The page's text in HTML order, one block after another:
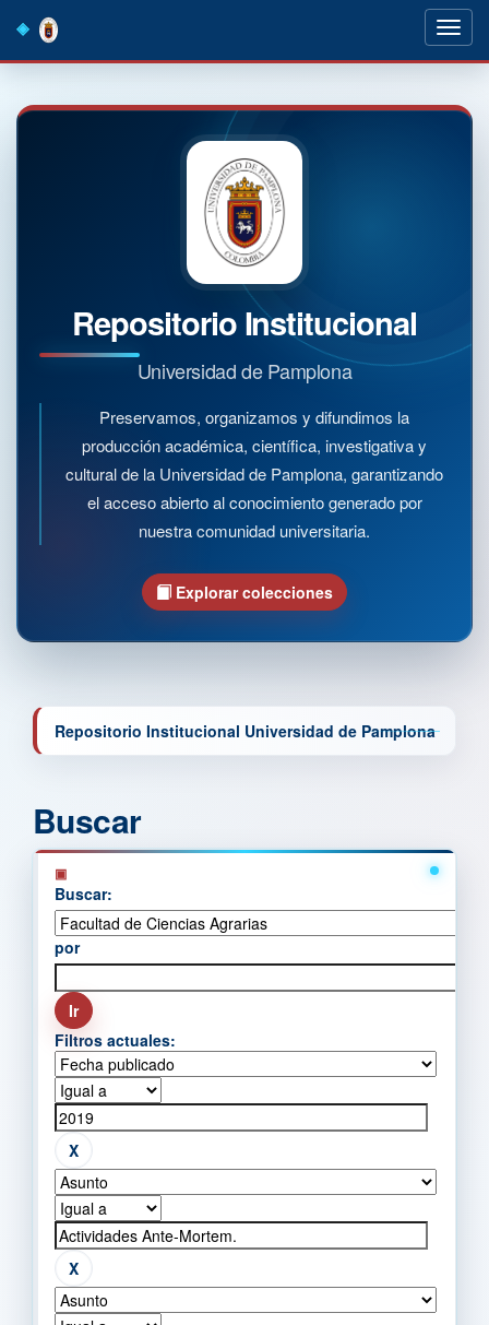
navigation
Repositorio Institucional
Universidad de Pamplona
Preservamos, organizamos y difundimos la
producción académica, científica, investigativa y
cultural de la Universidad de Pamplona, garantizando
el acceso abierto al conocimiento generado por
nuestra comunidad universitaria.
Explorar colecciones
Repositorio Institucional Universidad de Pamplona
Buscar
Buscar:
por
Filtros actuales: